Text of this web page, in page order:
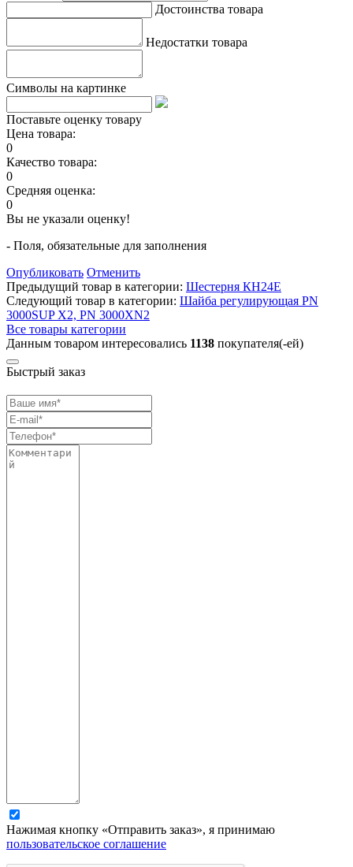
Достоинства товара
Недостатки товара
Символы на картинке
Поставьте оценку товару
Цена товара:
0
Качество товара:
0
Средняя оценка:
0
Вы не указали оценку!
- Поля, обязательные для заполнения
Опубликовать Отменить
Предыдущий товар в категории: Шестерня КН24Е
Следующий товар в категории: Шайба регулирующая PN
3000SUP X2, PN 3000XN2
Все товары категории
Данным товаром интересовались 1138 покупателя(-ей)
Быстрый заказ
Нажимая кнопку «Отправить заказ», я принимаю
пользовательское соглашение